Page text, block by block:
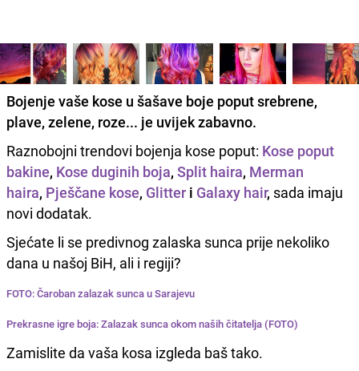
Bojenje vaše kose u šašave boje poput srebrene,
plave, zelene, roze... je uvijek zabavno.
Raznobojni trendovi bojenja kose poput: Kose poput
bakine, Kose duginih boja, Split haira, Merman
haira, Pješčane kose, Glitter i Galaxy hair, sada imaju
novi dodatak.
Sjećate li se predivnog zalaska sunca prije nekoliko
dana u našoj BiH, ali i regiji?
FOTO: Čaroban zalazak sunca u Sarajevu
Prekrasne igre boja: Zalazak sunca okom naših čitatelja (FOTO)
Zamislite da vaša kosa izgleda baš tako.